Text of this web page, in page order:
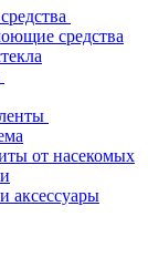
средства
от насекомых
аксессуары